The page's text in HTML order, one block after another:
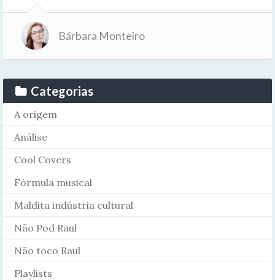
Bárbara Monteiro
Categorias
A origem
Análise
Cool Covers
Fórmula musical
Maldita indústria cultural
Não Pod Raul
Não toco Raul
Playlists